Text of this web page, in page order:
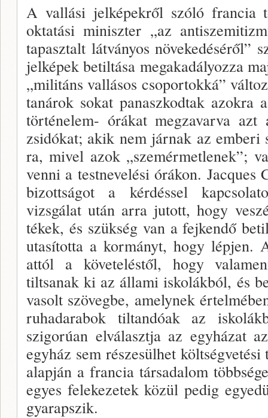
A vallási jelképekről szóló francia
oktatási miniszter „az
tapasztalt látványos növekedéséről”
jelképek betiltása megakadá­lyozza
„militáns vallásos csoportokká”
ta­nárok sokat panaszkodtak
történelem- órákat megzavarva
zsidókat; akik nem járnak az
ra, mivel azok „szemérmetlenek”;
venni a testnevelési órákon. Jacques
bizottságot a kérdéssel
vizsgálat után arra jutott, hogy
tékek, és szükség van a fejkendő
utasítot­ta a kormányt, hogy lépjen.
attól a követe­léstől, hogy
tiltsanak ki az állami iskolák­ból, és
vasolt szövegbe, amelynek
ruha­darabok tiltandóak az
szigorúan elvá­lasztja az egyházat
egyház sem részesülhet
alapján a francia társadalom
egyes felekezetek közül pedig
gyarapszik.